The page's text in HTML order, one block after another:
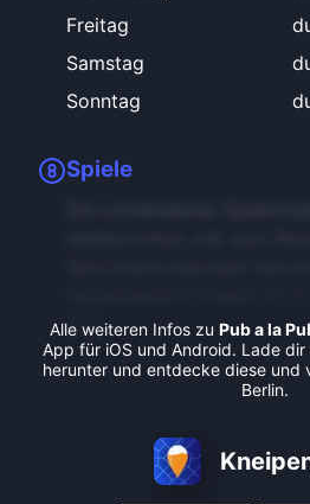
Freitag
Samstag
Sonntag
Spiele
App.
Alle weiteren Infos zu Pub a la
App für iOS und Android. Lade
herunter und entdecke diese und
Berlin.